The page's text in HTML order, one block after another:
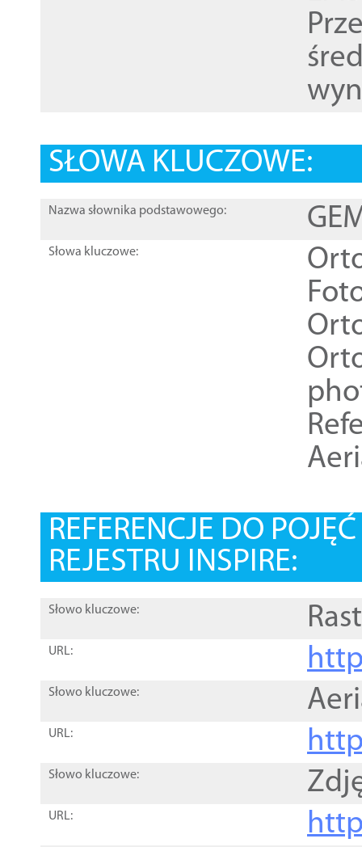
SŁOWA KLUCZOWE:
Nazwa słownika podstawowego:
Słowa kluczowe:
REFERENCJE DO
REJESTRU INSPIRE:
Słowo kluczowe:
URL:
Słowo kluczowe:
URL:
Słowo kluczowe:
URL: